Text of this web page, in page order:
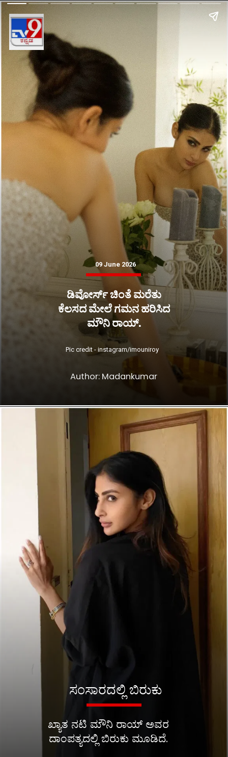
ಡಿವೋರ್ಸ್ ಚಿಂತೆ ಮರೆತು
ಕೆಲಸದ ಮೇಲೆ ಗಮನ ಹರಿಸಿದ
ಮೌನಿ ರಾಯ್.
Author: Madankumar
09 June 2026
Pic credit - instagram/imouniroy
ಖ್ಯಾತ ನಟಿ ಮೌನಿ ರಾಯ್ ಅವರ
ದಾಂಪತ್ಯದಲ್ಲಿ ಬಿರುಕು ಮೂಡಿದೆ.
ಸಂಸಾರದಲ್ಲಿ ಬಿರುಕು